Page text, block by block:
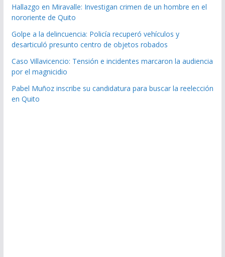
Hallazgo en Miravalle: Investigan crimen de un hombre en el
nororiente de Quito
Golpe a la delincuencia: Policía recuperó vehículos y
desarticuló presunto centro de objetos robados
Caso Villavicencio: Tensión e incidentes marcaron la audiencia
por el magnicidio
Pabel Muñoz inscribe su candidatura para buscar la reelección
en Quito